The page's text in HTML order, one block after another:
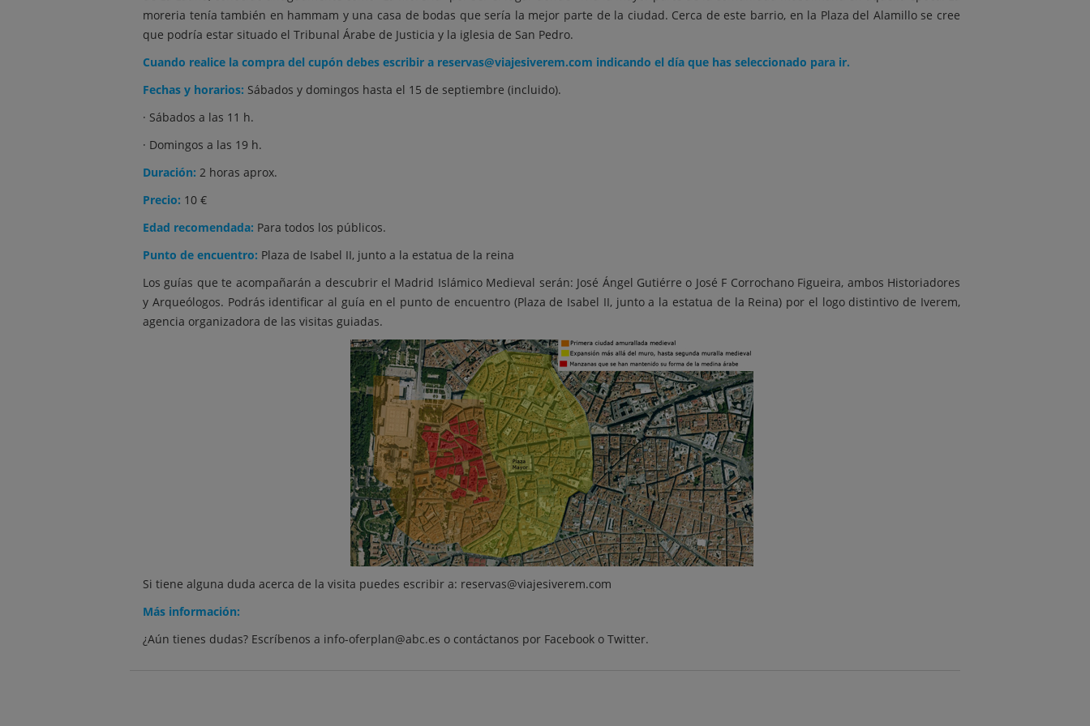
moreria tenía también en hammam y una casa de bodas que sería la mejor parte de la ciudad. Cerca de este barrio, en la Plaza del Alamillo se cree
que podría estar situado el Tribunal Árabe de Justicia y la iglesia de San Pedro.
Cuando realice la compra del cupón debes escribir a reservas@viajesiverem.com indicando el día que has seleccionado para ir.
Fechas y horarios: Sábados y domingos hasta el 15 de septiembre (incluido).
· Sábados a las 11 h.
· Domingos a las 19 h.
Duración: 2 horas aprox.
Precio: 10 €
Edad recomendada: Para todos los públicos.
Punto de encuentro: Plaza de Isabel II, junto a la estatua de la reina
Los guías que te acompañarán a descubrir el Madrid Islámico Medieval serán: José Ángel Gutiérre o José F Corrochano Figueira, ambos Historiadores
y Arqueólogos. Podrás identificar al guía en el punto de encuentro (Plaza de Isabel II, junto a la estatua de la Reina) por el logo distintivo de Iverem,
agencia organizadora de las visitas guiadas.
Si tiene alguna duda acerca de la visita puedes escribir a: reservas@viajesiverem.com
Más información:
¿Aún tienes dudas? Escríbenos a info-oferplan@abc.es o contáctanos por Facebook o Twitter.